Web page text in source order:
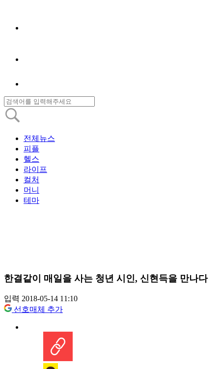
전체뉴스
피플
헬스
라이프
컬처
머니
테마
한결같이 매일을 사는 청년 시인, 신현득을 만나다
입력 2018-05-14 11:10
선호매체 추가